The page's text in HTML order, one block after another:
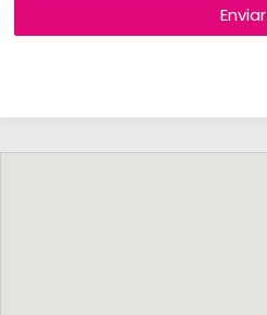
Enviar